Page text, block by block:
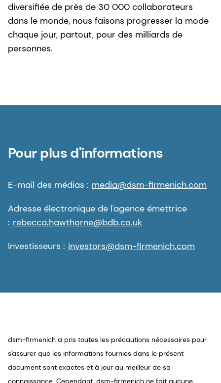
diversifiée de près de 30 000 collaborateurs
dans le monde, nous faisons progresser la mode
chaque jour, partout, pour des milliards de
personnes.
Pour plus d'informations
E-mail des médias : media@dsm-firmenich.com
Adresse électronique de l'agence émettrice
: rebecca.hawthorne@bdb.co.uk
Investisseurs : investors@dsm-firmenich.com
dsm-firmenich a pris toutes les précautions nécessaires pour
s'assurer que les informations fournies dans le présent
document sont exactes et à jour au meilleur de sa
connaissance. Cependant, dsm-firmenich ne fait aucune